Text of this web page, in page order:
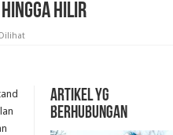
Hingga Hilir
Artikel yg
berhubungan